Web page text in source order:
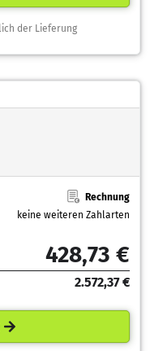
der Lieferung
Rechnung
keine weiteren Zahlarten
428,73 €
2.572,37 €